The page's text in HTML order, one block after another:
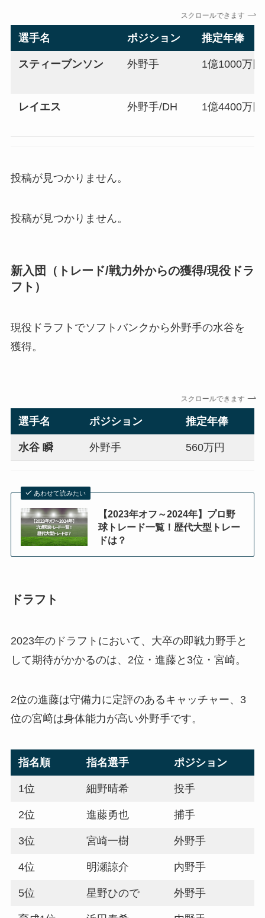
スクロールできます
選手名 ポジション 推定年俸
スティーブンソン 外野手 1億1000万円
レイエス 外野手/DH 1億4400万円
投稿が見つかりません。
投稿が見つかりません。
新入団（トレード/戦力外からの獲得/現役ドラ
フト）
現役ドラフトでソフトバンクから外野手の水谷を
獲得。
スクロールできます
選手名 ポジション 推定年俸
水谷 瞬 外野手 560万円
あわせて読みたい
【2023年オフ～2024年】プロ野
球トレード一覧！歴代大型トレー
ドは？
ドラフト
2023年のドラフトにおいて、大卒の即戦力野手と
して期待がかかるのは、2位・進藤と3位・宮崎。
2位の進藤は守備力に定評のあるキャッチャー、3
位の宮﨑は身体能力が高い外野手です。
指名順 指名選手 ポジション
1位 細野晴希 投手
2位 進藤勇也 捕手
3位 宮崎一樹 外野手
4位 明瀬諒介 内野手
5位 星野ひので 外野手